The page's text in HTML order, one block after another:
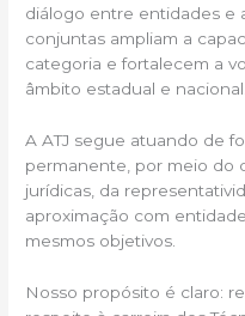
diálogo entre entidades e
conjuntas ampliam a
categoria e fortalecem a
âmbito estadual e nacional.
A ATJ segue atuando de
permanente, por meio do
jurídicas, da
aproximação com
mesmos objetivos.
Nosso propósito é claro: